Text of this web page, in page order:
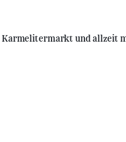
und allzeit